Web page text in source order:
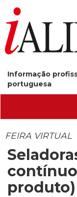
Informação
portuguesa
FEIRA VIRTUAL
produto)